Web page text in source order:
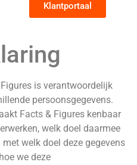
Klantportaal
is verantwoordelijk
persoonsgegevens.
Facts & Figures kenbaar
welk doel daarmee
welk doel deze gegevens
we deze